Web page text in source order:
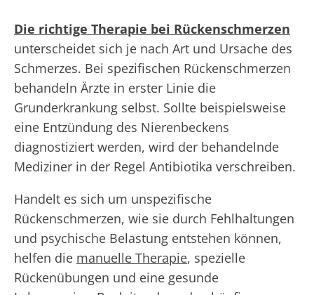
Die richtige Therapie bei Rückenschmerzen
unterscheidet sich je nach Art und Ursache des
Schmerzes. Bei spezifischen Rückenschmerzen
behandeln Ärzte in erster Linie die
Grunderkrankung selbst. Sollte beispielsweise
eine Entzündung des Nierenbeckens
diagnostiziert werden, wird der behandelnde
Mediziner in der Regel Antibiotika verschreiben.
Handelt es sich um unspezifische
Rückenschmerzen, wie sie durch Fehlhaltungen
und psychische Belastung entstehen können,
helfen die manuelle Therapie, spezielle
Rückenübungen und eine gesunde